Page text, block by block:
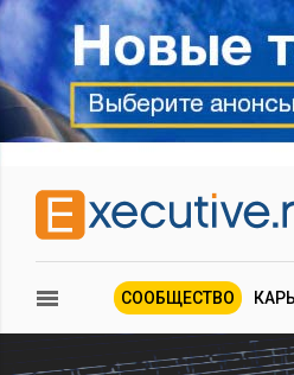
СООБЩЕСТВО